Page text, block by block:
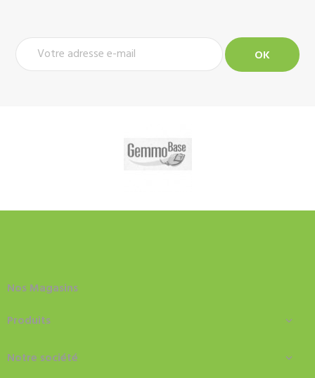
Nos Magasins
Produits

Notre société 